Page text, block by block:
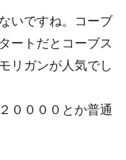
いですね。コーブ
ートだとコーブス
リガンが人気でし
００００とか普通